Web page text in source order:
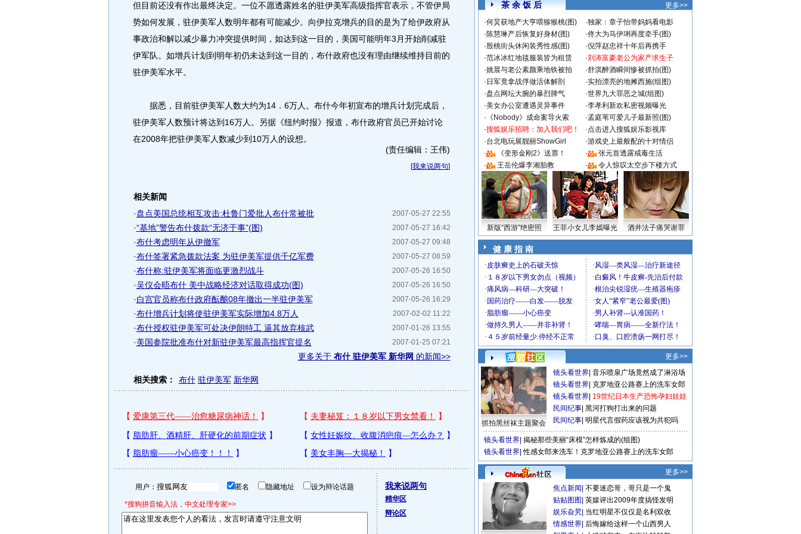
但目前还没有作出最终决定。一位不愿透露姓名的驻伊美军高级指挥官表示，不管伊局
势如何发展，驻伊美军人数明年都有可能减少。向伊拉克增兵的目的是为了给伊政府从
事政治和解以减少暴力冲突提供时间，如达到这一目的，美国可能明年3月开始削减驻
伊军队。如增兵计划到明年初仍未达到这一目的，布什政府也没有理由继续维持目前的
驻伊美军水平。
据悉，目前驻伊美军人数大约为14．6万人。布什今年初宣布的增兵计划完成后，
驻伊美军人数预计将达到16万人。另据《纽约时报》报道，布什政府官员已开始讨论
在2008年把驻伊美军人数减少到10万人的设想。
(责任编辑：王伟)
[我来说两句]
相关新闻
2007-05-27 22:55
·盘点美国总统相互攻击:杜鲁门爱批人布什常被批
2007-05-27 16:42
·“基地”警告布什拨款“无济于事”(图)
2007-05-27 09:48
·布什考虑明年从伊撤军
2007-05-27 08:59
·布什签署紧急拨款法案 为驻伊美军提供千亿军费
2007-05-26 16:50
·布什称:驻伊美军将面临更激烈战斗
2007-05-26 16:50
·吴仪会晤布什 美中战略经济对话取得成功(图)
2007-05-26 16:29
·白宫官员称布什政府酝酿08年撤出一半驻伊美军
2007-02-02 11:22
·布什增兵计划将使驻伊美军实际增加4.8万人
2007-01-26 13:55
·布什授权驻伊美军可处决伊朗特工 逼其放弃核武
2007-01-25 07:21
·美国参院批准布什对新驻伊美军最高指挥官提名
更多关于 布什 驻伊美军 新华网 的新闻>>
相关搜索： 布什 驻伊美军 新华网
用户： 匿名 隐藏地址 设为辩论话题
*搜狗拼音输入法，中文处理专家>>
我来说两句
精华区
辩论区
茶 余 饭 后
更多>>
·何炅获地产大亨喂猕猴桃(图) ·独家：章子怡带妈妈看电影
·陈慧琳产后恢复好身材(图) ·佟大为马伊琍再度牵手(图)
·殷桃街头休闲装秀性感(图) ·倪萍赵忠祥十年后再携手
·范冰冰红地毯服装皆为租赁 ·刘涛富豪老公为家产求生子
·姚晨与老公素颜乘地铁被拍 ·舒淇醉酒瞬间惨被抓拍(图)
· 日军竟拿战俘做活体解剖 ·实拍漂亮的地摊西施(组图)
·盘点网坛大腕的暴烈脾气 ·世界九大罪恶之城(组图)
·美女办公室遭遇灵异事件 ·李孝利新欢私密视频曝光
· 《Nobody》成命案导火索 ·孟庭苇可爱儿子最新照(图)
·搜狐娱乐招聘：加入我们吧！ ·点击进入搜狐娱乐影视库
·台北电玩展靓丽ShowGirl ·游戏史上最般配的十对情侣
·
《变形金刚2》送票！ ·
张元首透露戒毒生活
·
王岳伦爆李湘胎教 · 令人惊叹太空步下楼方式
新版“西游”绝密照 王菲小女儿李嫣曝光 酒井法子痛哭谢罪
健 康 指 南
更多>>
抓拍黑丝袜主题聚会
镜头看世界 音乐喷泉广场竟然成了淋浴场
镜头看世界 克罗地亚公路赛上的洗车女郎
镜头看世界 19世纪日本生产恐怖孕妇娃娃
民间纪事 黑河打狗打出来的问题
民间纪事 明星代言假药应该视为共犯吗
镜头看世界 揭秘那些美丽“床模”怎样炼成的(组图)
镜头看世界 性感女郎来洗车！克罗地亚公路赛上的洗车女郎
更多>>
焦点新闻 不要迷恋哥，哥只是一个鬼
贴贴图图 英媒评出2009年度搞怪发明
娱乐旮旯 当红明星不仅仅是名利双收
情感世界 后悔嫁给这样一个山西男人